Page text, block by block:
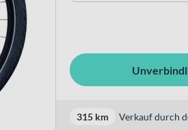
315 km Verkauf durch